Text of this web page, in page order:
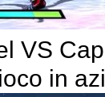
VS
in